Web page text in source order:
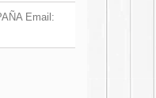
Email: